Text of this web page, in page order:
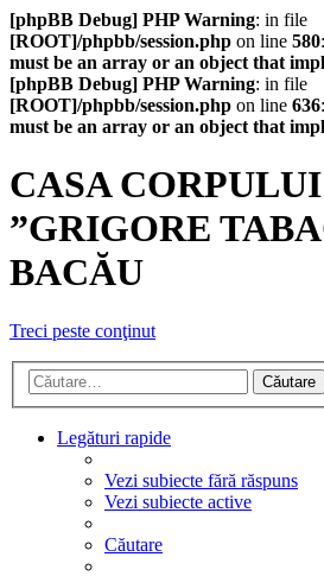
[phpBB Debug] PHP Warning: in file
[ROOT]/phpbb/session.php on line 580:
must be an array or an object that
[phpBB Debug] PHP Warning: in file
[ROOT]/phpbb/session.php on line 636:
must be an array or an object that
CASA
”GRIGORE
BACĂU
Treci peste conţinut
Căutare
Legături rapide
Vezi subiecte fără răspuns
Vezi subiecte active
Căutare